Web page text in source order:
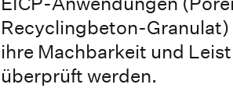
Recyclingbeton-
ihre Machbarkeit und
überprüft werden.